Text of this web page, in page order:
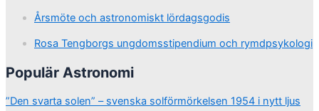
Årsmöte och astronomiskt lördagsgodis
Rosa Tengborgs ungdomsstipendium och rymdpsykologi
Populär Astronomi
”Den svarta solen” – svenska solförmörkelsen 1954 i nytt ljus